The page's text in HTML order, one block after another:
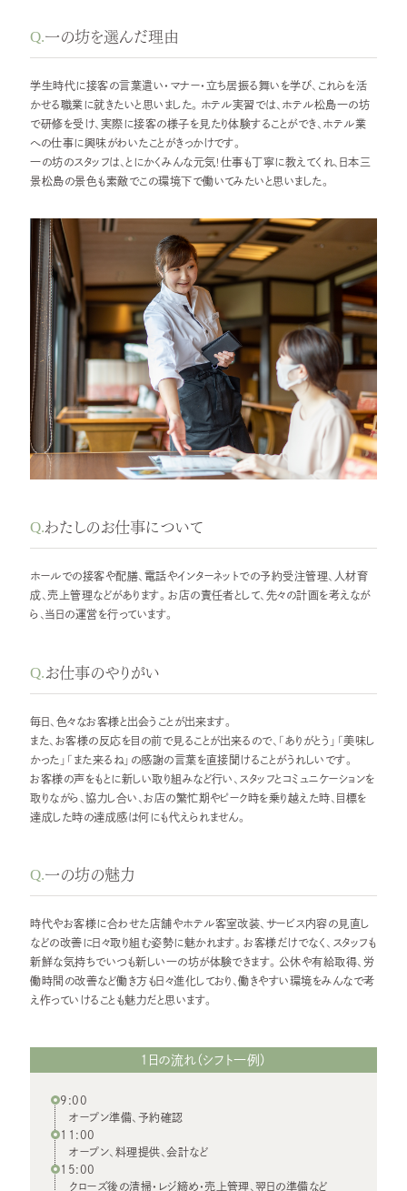
Q.一の坊を選んだ理由
学生時代に接客の言葉遣い・マナー・立ち居振る舞いを学び、これらを活
かせる職業に就きたいと思いました。ホテル実習では、ホテル松島一の坊
で研修を受け、実際に接客の様子を見たり体験することができ、ホテル業
への仕事に興味がわいたことがきっかけです。
一の坊のスタッフは、とにかくみんな元気！仕事も丁寧に教えてくれ、日本三
景松島の景色も素敵でこの環境下で働いてみたいと思いました。
Q.わたしのお仕事について
ホールでの接客や配膳、電話やインターネットでの予約受注管理、人材育
成、売上管理などがあります。お店の責任者として、先々の計画を考えなが
ら、当日の運営を行っています。
Q. お仕事のやりがい
毎日、色々なお客様と出会うことが出来ます。
また、お客様の反応を目の前で見ることが出来るので、「ありがとう」「美味し
かった」「また来るね」の感謝の言葉を直接聞けることがうれしいです。
お客様の声をもとに新しい取り組みなど行い、スタッフとコミュニケーションを
取りながら、協力し合い、お店の繁忙期やピーク時を乗り越えた時、目標を
達成した時の達成感は何にも代えられません。
Q.一の坊の魅力
時代やお客様に合わせた店舗やホテル客室改装、サービス内容の見直し
などの改善に日々取り組む姿勢に魅かれます。お客様だけでなく、スタッフも
新鮮な気持ちでいつも新しい一の坊が体験できます。公休や有給取得、労
働時間の改善など働き方も日々進化しており、働きやすい環境をみんなで考
え作っていけることも魅力だと思います。
1日の流れ（シフト一例）
9:00
オープン準備、予約確認
11:00
オープン、料理提供、会計など
15:00
クローズ後の清掃・レジ締め・売上管理、翌日の準備など